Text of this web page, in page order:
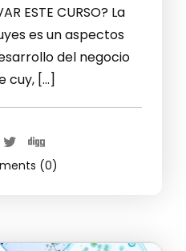
ESTE CURSO? La
es un aspectos
del negocio
cuy, […]
(0)